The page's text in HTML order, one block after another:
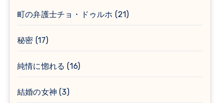
町の弁護士チョ・ドゥルホ (21)
秘密 (17)
純情に惚れる (16)
結婚の女神 (3)